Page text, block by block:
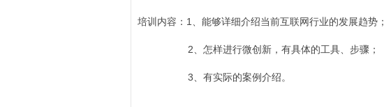
培训内容：1、能够详细介绍当前互联网行业的发展趋势；
2、怎样进行微创新，有具体的工具、步骤；
3、有实际的案例介绍。